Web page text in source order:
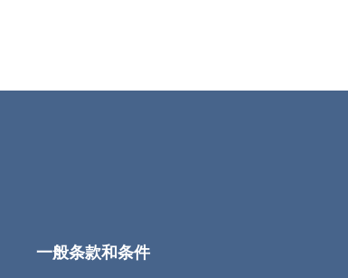
一般条款和条件